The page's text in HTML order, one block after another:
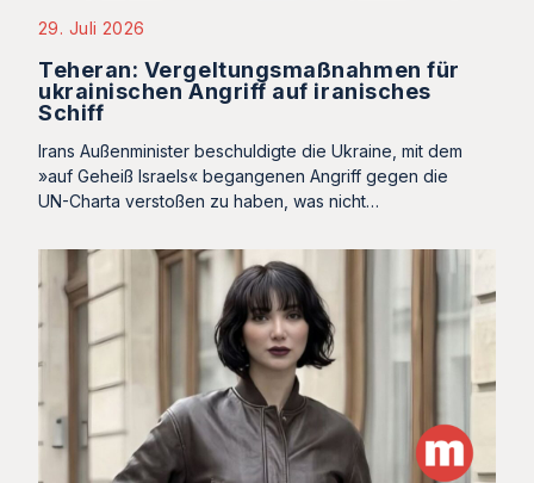
29. Juli 2026
Teheran: Vergeltungsmaßnahmen für
ukrainischen Angriff auf iranisches
Schiff
Irans Außenminister beschuldigte die Ukraine, mit dem
»auf Geheiß Israels« begangenen Angriff gegen die
UN-Charta verstoßen zu haben, was nicht…